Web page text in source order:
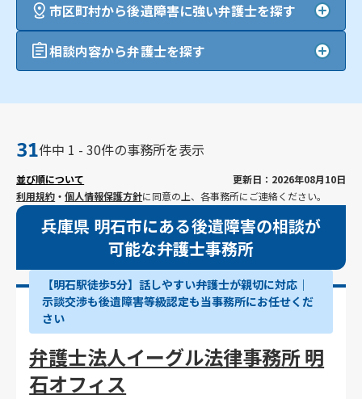
市区町村から後遺障害に強い弁護士を探す
相談内容から弁護士を探す
31件中 1 - 30件の事務所を表示
並び順について
更新日：2026年08月10日
利用規約 ・個人情報保護方針に同意の上、各事務所にご連絡ください。
兵庫県 明石市にある後遺障害の相談が
可能な弁護士事務所
【明石駅徒歩5分】話しやすい弁護士が親切に対応｜
示談交渉も後遺障害等級認定も当事務所にお任せくだ
さい
弁護士法人イーグル法律事務所 明
石オフィス